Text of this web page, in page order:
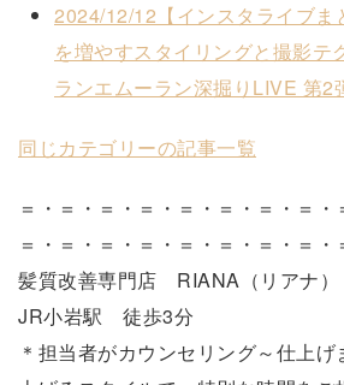
2024/12/12 【インスタライブ
を増やすスタイリングと撮影テ
ランエムーラン深掘りLIVE 第2
同じカテゴリーの記事一覧
＝・＝・＝・＝・＝・＝・＝・＝・
＝・＝・＝・＝・＝・＝・＝・＝・
髪質改善専門店 RIANA（リアナ）
JR小岩駅 徒歩3分
＊担当者がカウンセリング～仕上